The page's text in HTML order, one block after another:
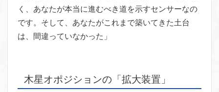
く、あなたが本当に進むべき道を示すセンサーなの
です。そして、あなたがこれまで築いてきた土台
は、間違っていなかった」
木星オポジションの「拡大装置」